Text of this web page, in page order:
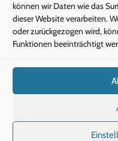
können wir Daten wie das
dieser Website verarbeiten.
oder zurückgezogen wird,
Funktionen beeinträchtigt
Pädagogische
Die Gesunde Stunde